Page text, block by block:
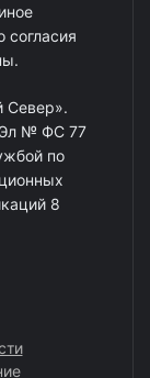
согласия
Север».
Эл № ФС 77
по
8